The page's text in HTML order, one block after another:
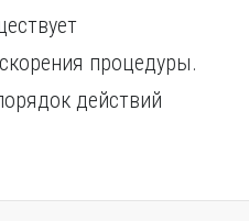
процедуры.
действий